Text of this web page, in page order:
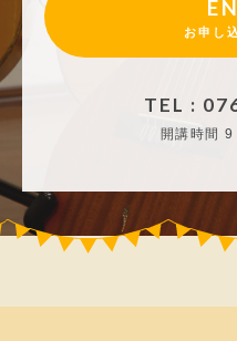
お申し
TEL :
開講時間 9